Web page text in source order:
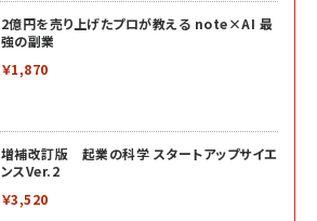
2億円を売り上げたプロが教える note×AI 最
強の副業
￥1,870
増補改訂版 起業の科学 スタートアップサイエ
ンスVer.2
￥3,520